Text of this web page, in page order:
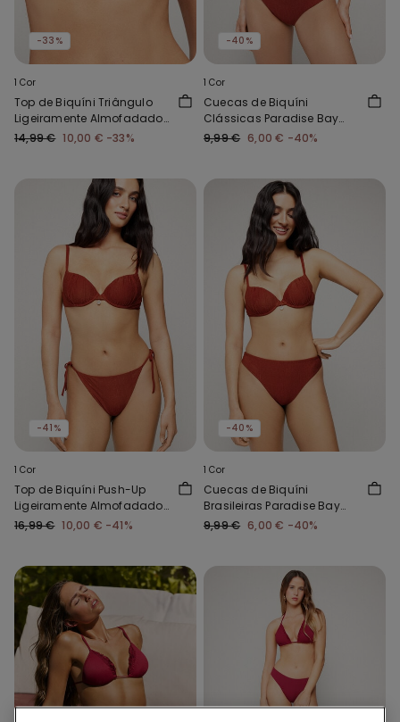
-33%
1 Cor
Top de Biquíni Triângulo
Ligeiramente Almofadado
Paradise Bay Rum
14,99 € 10,00 € -33%
-40%
1 Cor
Cuecas de Biquíni
Clássicas Paradise Bay
Rum
9,99 € 6,00 € -40%
-41%
1 Cor
Top de Biquíni Push-Up
Ligeiramente Almofadado
Paradise Bay Rum
16,99 € 10,00 € -41%
-40%
1 Cor
Cuecas de Biquíni
Brasileiras Paradise Bay
Rum
9,99 € 6,00 € -40%